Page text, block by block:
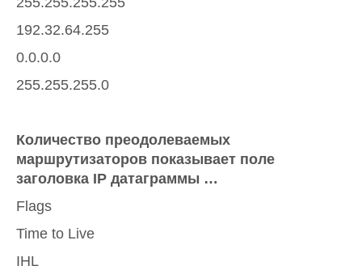
192.32.64.255
0.0.0.0
255.255.255.0
Количество преодолеваемых
маршрутизаторов показывает поле
заголовка IP датаграммы …
Flags
Time to Live
IHL